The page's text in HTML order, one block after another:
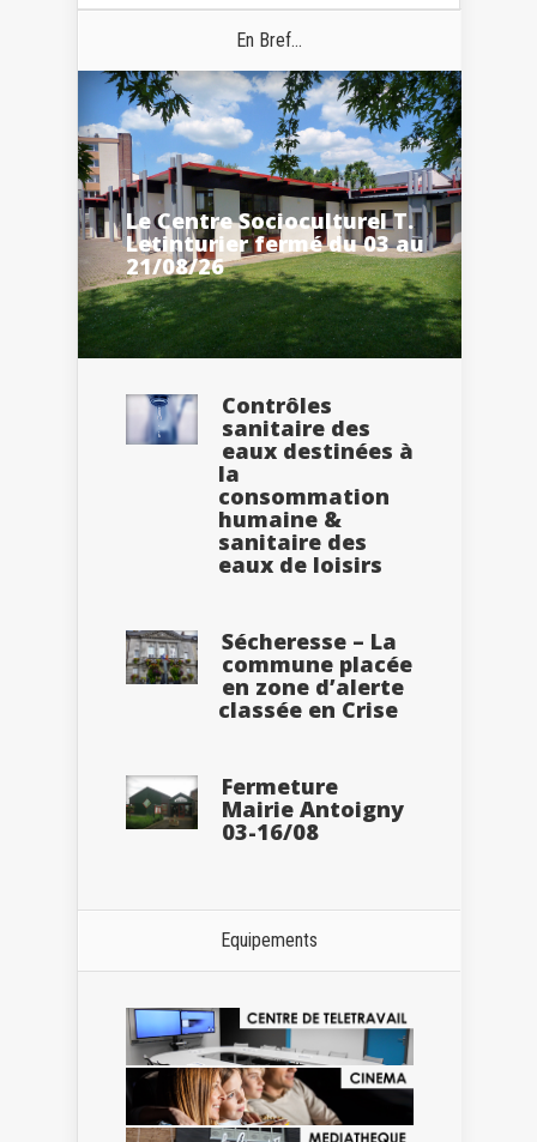
En Bref...
Le Centre Socioculturel T.
Letinturier fermé du 03 au
21/08/26
Contrôles
sanitaire des
eaux destinées à
la
consommation
humaine &
sanitaire des
eaux de loisirs
Sécheresse – La
commune placée
en zone d’alerte
classée en Crise
Fermeture
Mairie Antoigny
03-16/08
Equipements